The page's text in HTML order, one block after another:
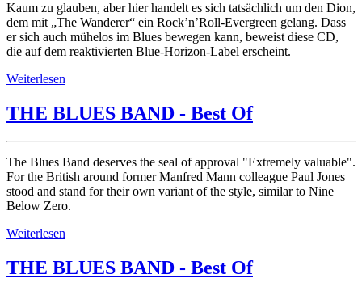
Kaum zu glauben, aber hier handelt es sich tatsächlich um den Dion,
dem mit „The Wanderer“ ein Rock’n’Roll-Evergreen gelang. Dass
er sich auch mühelos im Blues bewegen kann, beweist diese CD,
die auf dem reaktivierten Blue-Horizon-Label erscheint.
Weiterlesen
THE BLUES BAND - Best Of
The Blues Band deserves the seal of approval "Extremely valuable".
For the British around former Manfred Mann colleague Paul Jones
stood and stand for their own variant of the style, similar to Nine
Below Zero.
Weiterlesen
THE BLUES BAND - Best Of